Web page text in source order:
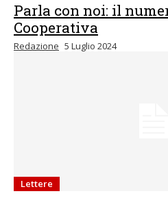
Parla con noi: il
Cooperativa
Redazione 5 Luglio 2024
Lettere